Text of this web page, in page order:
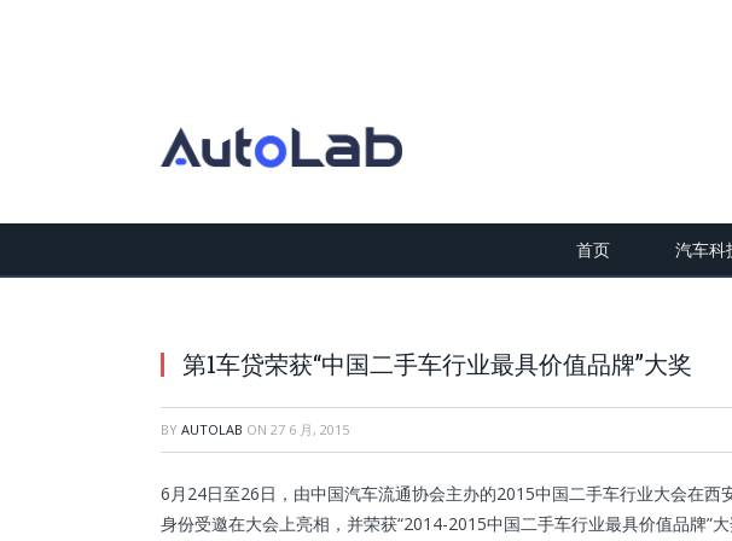
首页 汽车科
第1车贷荣获“中国二手车行业最具价值品牌”大奖
BY AUTOLAB ON 27 6 月, 2015
6月24日至26日，由中国汽车流通协会主办的2015中国二手车行业大会在西
身份受邀在大会上亮相，并荣获“2014-2015中国二手车行业最具价值品牌”